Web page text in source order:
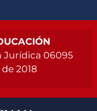
Jurídica 06095
2018